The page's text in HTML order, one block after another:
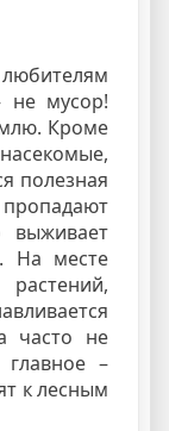
не мусор!
Кроме
полезная
выживает
На месте
часто не
главное –
к лесным